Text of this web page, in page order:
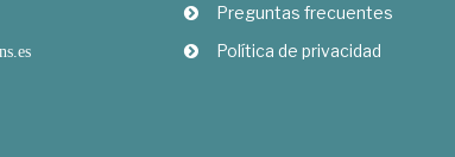
Preguntas frecuentes
Política de privacidad